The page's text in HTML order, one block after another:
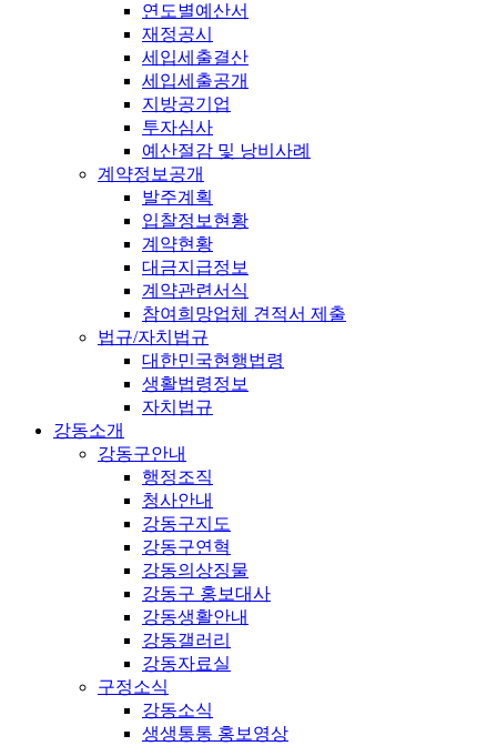
연도별예산서
재정공시
세입세출결산
세입세출공개
지방공기업
투자심사
예산절감 및 낭비사례
계약정보공개
발주계획
입찰정보현황
계약현황
대금지급정보
계약관련서식
참여희망업체 견적서 제출
법규/자치법규
대한민국현행법령
생활법령정보
자치법규
강동소개
강동구안내
행정조직
청사안내
강동구지도
강동구연혁
강동의상징물
강동구 홍보대사
강동생활안내
강동갤러리
강동자료실
구정소식
강동소식
생생통통 홍보영상